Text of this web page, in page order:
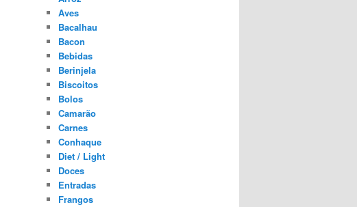
Aves
Bacalhau
Bacon
Bebidas
Berinjela
Biscoitos
Bolos
Camarão
Carnes
Conhaque
Diet / Light
Doces
Entradas
Frangos